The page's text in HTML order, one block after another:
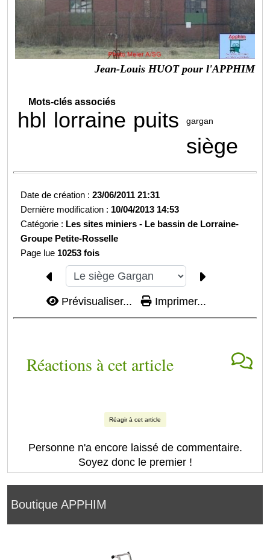
Boutique APPHIM
Jean-Louis HUOT pour l'APPHIM
Mots-clés associés
hbl lorraine puits gargan
siège
Date de création :23/06/2011 21:31
Dernière modification : 10/04/2013 14:53
Catégorie : Les sites miniers - Le bassin de Lorraine-
Groupe Petite-Rosselle
Page lue 10253 fois
Prévisualiser... Imprimer...
Réactions à cet article
Réagir à cet article
Personne n'a encore laissé de commentaire.
Soyez donc le premier !